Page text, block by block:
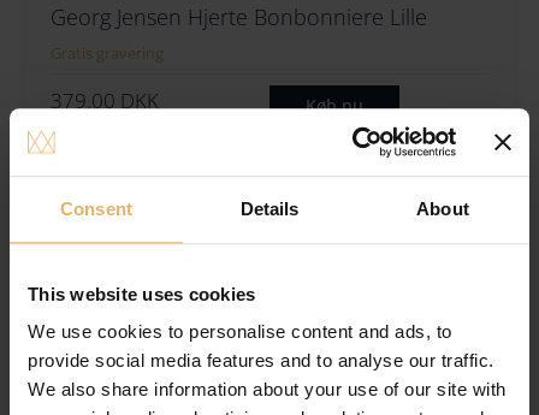
Consent Details About
This website uses cookies
We use cookies to personalise content and ads, to
provide social media features and to analyse our traffic.
We also share information about your use of our site with
Georg Jensen Hjerte Bonbonniere Lille
Gratis gravering
379.00 DKK Køb nu
Tilføj til ønskeliste